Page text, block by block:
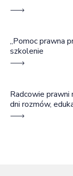
„Pomoc prawna
szkolenie
Radcowie prawni
dni rozmów,